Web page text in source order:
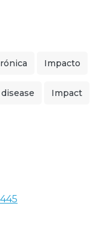
Impacto
Impact